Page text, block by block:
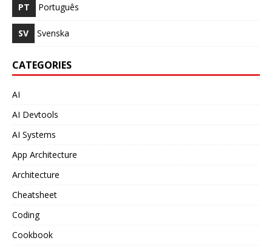
PT Português
SV Svenska
CATEGORIES
AI
AI Devtools
AI Systems
App Architecture
Architecture
Cheatsheet
Coding
Cookbook